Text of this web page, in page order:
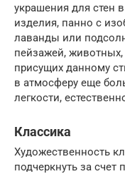
украшения для стен
изделия, панно с
лаванды или
пейзажей, животных,
присущих данному
в атмосферу еще
легкости,
Классика
Художественность
подчеркнуть за счет